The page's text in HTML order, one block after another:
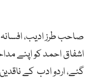
صاحب طرز ادیب، افسانہ
اشفاق احمد کو اپنے
گئے، اردو ادب کے